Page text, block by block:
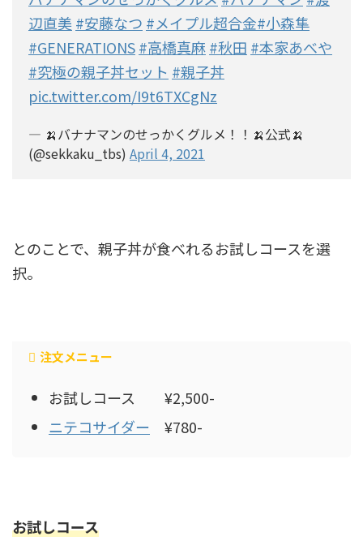
辺直美#安藤なつ #メイプル超合金#小森隼
#GENERATIONS#高橋真麻#秋田 #本家あべや
#究極の親子丼セット #親子丼
pic.twitter.com/I9t6TXCgNz
— 🍌バナナマンのせっかくグルメ！！🍌公式🍌
(@sekkaku_tbs) April 4, 2021
とのことで、親子丼が食べれるお試しコースを選
択。
注文メニュー
お試しコース ¥2,500-
ニテコサイダー ¥780-
お試しコース